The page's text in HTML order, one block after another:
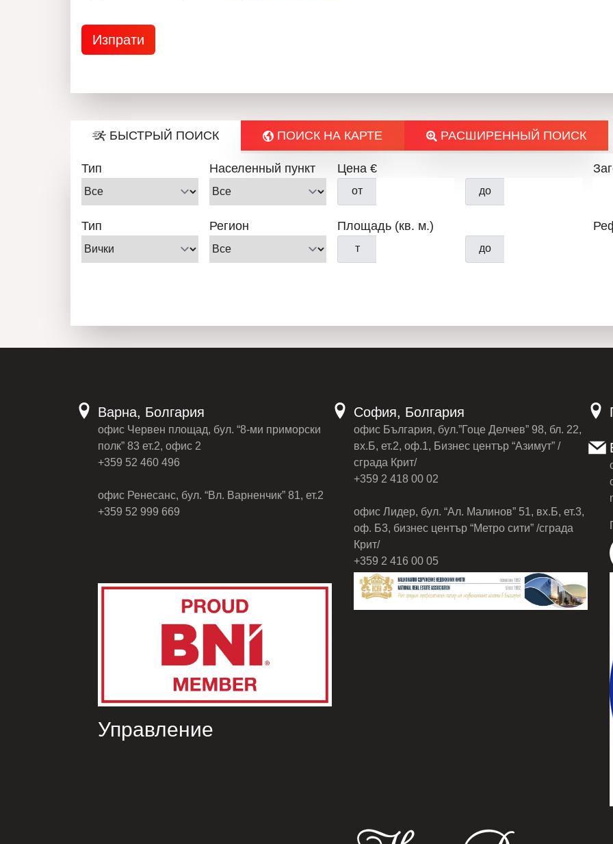
БЫСТРЫЙ ПОИСК ПОИСК НА КАРТЕ РАСШИРЕННЫЙ ПОИСК
Тип Населенный пункт
Тип Регион
Цена €
от до
Площадь (кв. м.)
т до
Варна, Болгария
офис Червен площад, бул. “8-ми приморски
полк” 83 ет.2, офис 2
+359 52 460 496
офис Ренесанс, бул. “Вл. Варненчик” 81, ет.2
+359 52 999 669
София, Болгария
офис България, бул.”Гоце Делчев” 98, бл. 22,
вх.Б, ет.2, оф.1, Бизнес център “Азимут” /
сграда Крит/
+359 2 418 00 02
офис Лидер, бул. “Ал. Малинов” 51, вх.Б, ет.3,
оф. Б3, бизнес център “Метро сити” /сграда
Крит/
+359 2 416 00 05
Управление